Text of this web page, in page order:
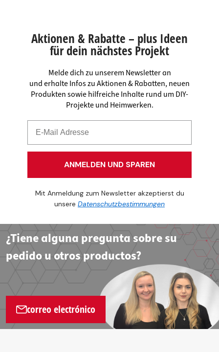
Aktionen & Rabatte – plus Ideen
für dein nächstes Projekt
Melde dich zu unserem Newsletter an
und erhalte Infos zu Aktionen & Rabatten, neuen
Produkten sowie hilfreiche Inhalte rund um DIY-
Projekte und Heimwerken.
ANMELDEN UND SPAREN
Mit Anmeldung zum Newsletter akzeptierst du
unsere Datenschutzbestimmungen
¿Tiene alguna pregunta sobre su
pedido u otros productos?
correo electrónico